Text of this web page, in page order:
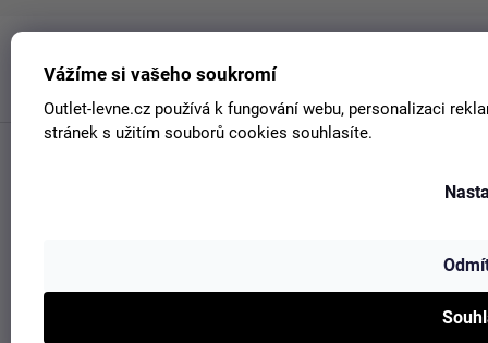
Vážíme si vašeho soukromí
Outlet-levne.cz používá k fungování webu, personalizaci
stránek s užitím souborů cookies souhlasíte.
Vytvořil Shoptet